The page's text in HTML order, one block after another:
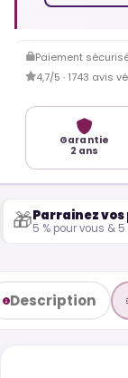
Paiement
4,7/5 · 1743 avis
Garantie
2 ans
🎁Parrainez
5 % pour vous &
Description